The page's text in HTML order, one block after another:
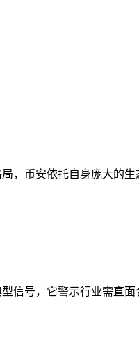
，币安依托自身庞大的生
信号，它警示行业需直面